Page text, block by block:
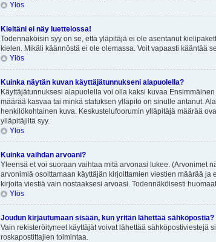
Ylös
Kieltäni ei näy luettelossa!
Todennäköisin syy on se, että yläpitäjä ei ole asentanut
kielen. Mikäli käännöstä ei ole olemassa. Voit vapaasti kääntää
Ylös
Kuinka näytän kuvan käyttäjätunnukseni alapuolella?
Käyttäjätunnuksesi alapuolella voi olla kaksi kuvaa
määrää kasvaa tai minkä statuksen ylläpito on sinulle antanut.
henkilökohtainen kuva. Keskustelufoorumin ylläpitäjä määrää
ylläpitäjiltä syy.
Ylös
Kuinka vaihdan arvoani?
Yleensä et voi suoraan vaihtaa mitä arvonasi lukee. (Arvonimet
arvonimiä osoittamaan käyttäjän kirjoittamien viestien määrää
kirjoita viestiä vain nostaaksesi arvoasi. Todennäköisesti
Ylös
Joudun kirjautumaan sisään, kun yritän lähettää sähköpostia?
Vain rekisteröityneet käyttäjät voivat lähettää
roskapostittajien toimintaa.